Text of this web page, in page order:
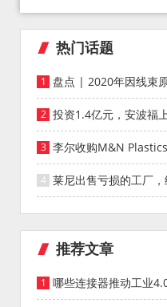
热门话题
盘点 | 2020年因线束
投资1.4亿元，安波福
能仓库
李尔收购M&N
统业务
莱尼出售亏损的工厂
投资者
推荐文章
哪些连接器推动工业